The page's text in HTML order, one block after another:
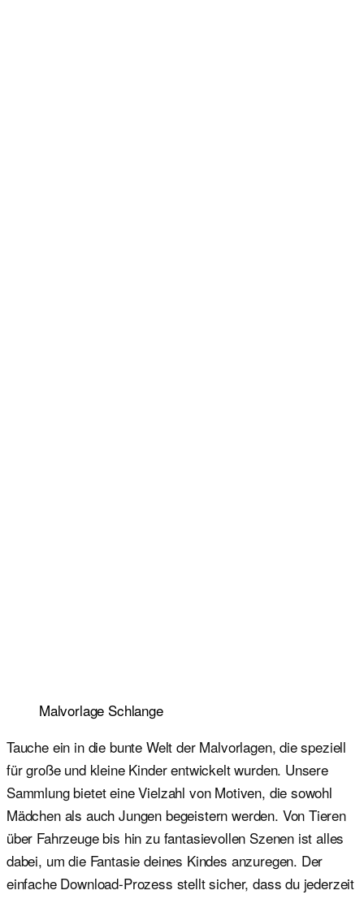
Malvorlage Schlange
Tauche ein in die bunte Welt der Malvorlagen, die speziell
für große und kleine Kinder entwickelt wurden. Unsere
Sammlung bietet eine Vielzahl von Motiven, die sowohl
Mädchen als auch Jungen begeistern werden. Von Tieren
über Fahrzeuge bis hin zu fantasievollen Szenen ist alles
dabei, um die Fantasie deines Kindes anzuregen. Der
einfache Download-Prozess stellt sicher, dass du jederzeit